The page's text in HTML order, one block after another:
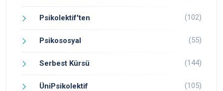
Psikolektif'ten (102)
Psikososyal (55)
Serbest Kürsü (144)
ÜniPsikolektif (105)